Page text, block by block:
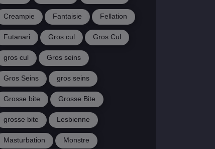
Creampie Fantaisie Fellation
Futanari Gros cul Gros Cul
gros cul Gros seins
Gros Seins gros seins
Grosse bite Grosse Bite
grosse bite Lesbienne
Masturbation Monstre